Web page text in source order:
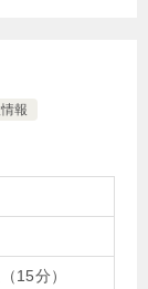
報
15分）